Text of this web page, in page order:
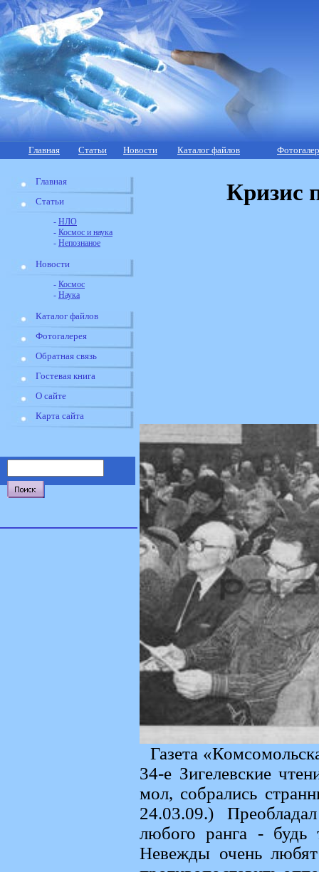
Главная Статьи Новости Каталог файлов
Главная
Статьи
- НЛО
- Космос и наука
- Непознаное
Новости
- Космос
- Наука
Каталог файлов
Фотогалерея
Обратная связь
Гостевая книга
О сайте
Карта сайта
Кризис
Газета
34-е Зигелевские
мол, собрались
24.03.09.)
любого ранга - будь
Невежды очень любят